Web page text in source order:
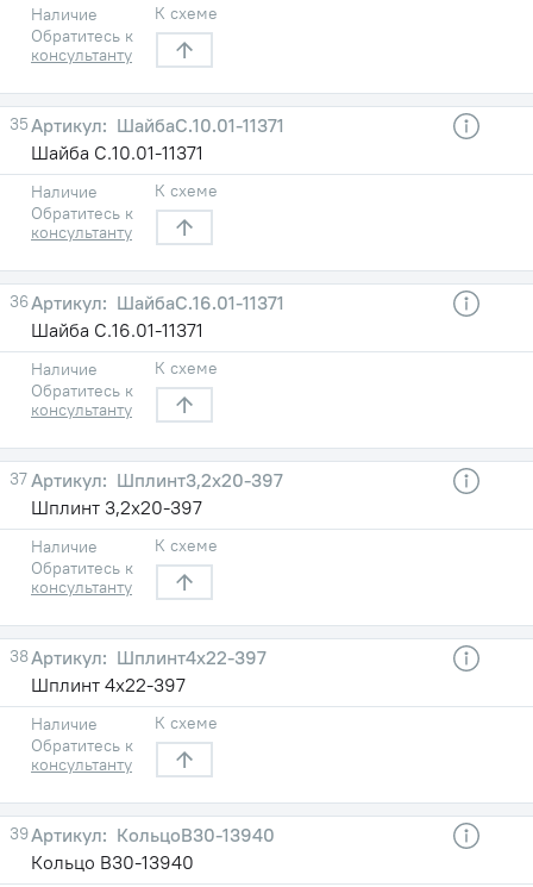
Наличие
Обратитесь к
консультанту
К схеме
35
ШайбаC.10.01-11371
Шайба C.10.01-11371
Наличие
Обратитесь к
консультанту
К схеме
36
ШайбаC.16.01-11371
Шайба C.16.01-11371
Наличие
Обратитесь к
консультанту
К схеме
37
Шплинт3,2х20-397
Шплинт 3,2х20-397
Наличие
Обратитесь к
консультанту
К схеме
38
Шплинт4х22-397
Шплинт 4х22-397
Наличие
Обратитесь к
консультанту
К схеме
39
КольцоВ30-13940
Кольцо В30-13940